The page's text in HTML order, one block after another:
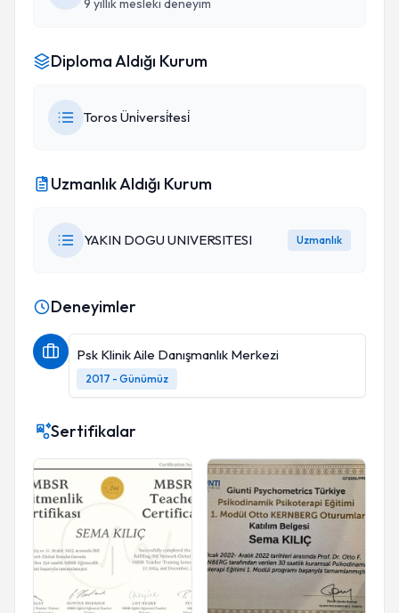
9 yıllık mesleki deneyim
Diploma Aldığı Kurum
Toros Üni̇versi̇tesi̇
Uzmanlık Aldığı Kurum
YAKIN DOGU UNIVERSITESI Uzmanlık
Deneyimler
Psk Klinik Aile Danışmanlık Merkezi
2017 - Günümüz
Sertifikalar